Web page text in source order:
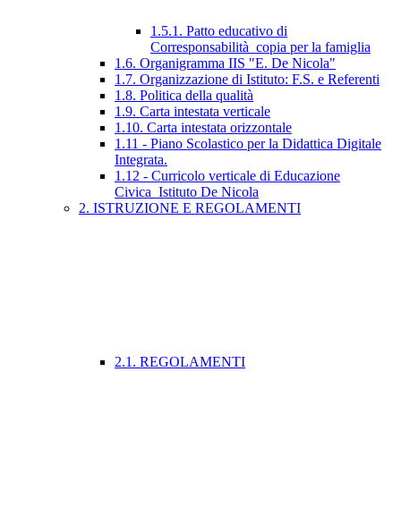
1.5.1. Patto educativo di
Corresponsabilità_copia per la famiglia
1.6. Organigramma IIS "E. De Nicola"
1.7. Organizzazione di Istituto: F.S. e Referenti
1.8. Politica della qualità
1.9. Carta intestata verticale
1.10. Carta intestata orizzontale
1.11 - Piano Scolastico per la Didattica Digitale
Integrata.
1.12 - Curricolo verticale di Educazione
Civica_Istituto De Nicola
2. ISTRUZIONE E REGOLAMENTI
2.1. REGOLAMENTI